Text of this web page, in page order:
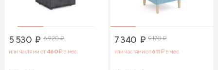
5 530 ₽ 6 920₽
или частями от 460₽ в мес.
7 340 ₽ 9 170₽
или частями от611 ₽ в мес.